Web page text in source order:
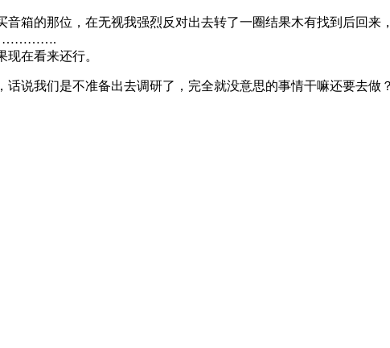
音箱的那位，在无视我强烈反对出去转了一圈结果木有找到后回
了………….
在看来还行。
话说我们是不准备出去调研了，完全就没意思的事情干嘛还要去